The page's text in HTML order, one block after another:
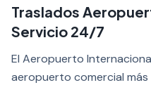
Traslados
Servicio 24/7
El Aeropuerto
aeropuerto comercial